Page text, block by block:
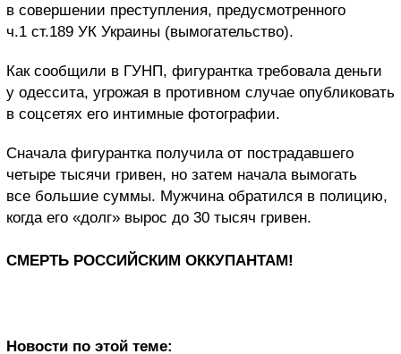
в совершении преступления, предусмотренного
ч.1 ст.189 УК Украины (вымогательство).
Как сообщили в ГУНП, фигурантка требовала деньги
у одессита, угрожая в противном случае опубликовать
в соцсетях его интимные фотографии.
Сначала фигурантка получила от пострадавшего
четыре тысячи гривен, но затем начала вымогать
все большие суммы. Мужчина обратился в полицию,
когда его «долг» вырос до 30 тысяч гривен.
СМЕРТЬ РОССИЙСКИМ ОККУПАНТАМ!
Новости по этой теме: